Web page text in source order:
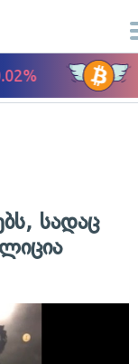
სადაც